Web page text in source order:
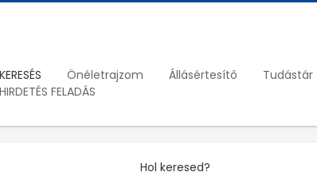
Önéletrajzom Állásértesítő Tudástár
FELADÁS
Hol keresed?